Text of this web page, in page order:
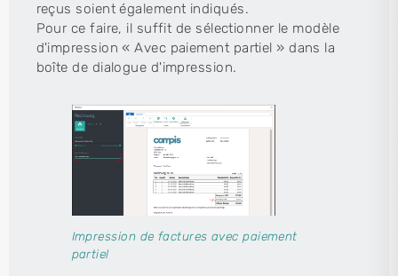
reçus soient également indiqués.
Pour ce faire, il suffit de sélectionner le modèle
d'impression « Avec paiement partiel » dans la
boîte de dialogue d'impression.
Impression de factures avec paiement
partiel